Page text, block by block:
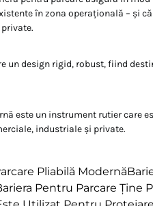
în zona operațională – și
un design rigid, robust, fiind
este un instrument rutier care
industriale și private.
Pliabilă
Pentru Parcare Ține